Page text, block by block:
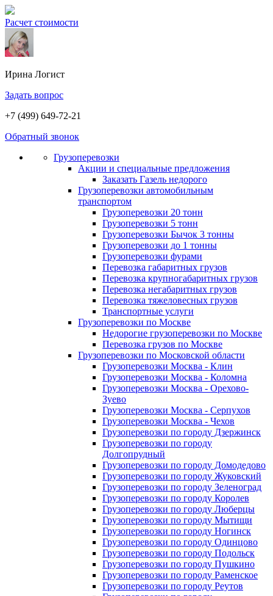
Расчет стоимости
Ирина Логист
Задать вопрос
+7 (499) 649-72-21
Обратный звонок
Грузоперевозки
Акции и специальные предложения
Заказать Газель недорого
Грузоперевозки автомобильным
транспортом
Грузоперевозки 20 тонн
Грузоперевозки 5 тонн
Грузоперевозки Бычок 3 тонны
Грузоперевозки до 1 тонны
Грузоперевозки фурами
Перевозка габаритных грузов
Перевозка крупногабаритных грузов
Перевозка негабаритных грузов
Перевозка тяжеловесных грузов
Транспортные услуги
Грузоперевозки по Москве
Недорогие грузоперевозки по Москве
Перевозка грузов по Москве
Грузоперевозки по Московской области
Грузоперевозки Москва - Клин
Грузоперевозки Москва - Коломна
Грузоперевозки Москва - Орехово-
Зуево
Грузоперевозки Москва - Серпухов
Грузоперевозки Москва - Чехов
Грузоперевозки по городу Дзержинск
Грузоперевозки по городу
Долгопрудный
Грузоперевозки по городу Домодедово
Грузоперевозки по городу Жуковский
Грузоперевозки по городу Зеленоград
Грузоперевозки по городу Королев
Грузоперевозки по городу Люберцы
Грузоперевозки по городу Мытищи
Грузоперевозки по городу Ногинск
Грузоперевозки по городу Одинцово
Грузоперевозки по городу Подольск
Грузоперевозки по городу Пушкино
Грузоперевозки по городу Раменское
Грузоперевозки по городу Реутов